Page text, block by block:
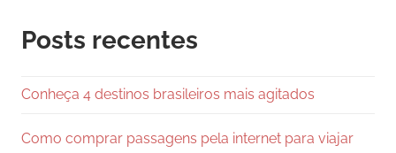
Posts recentes
Conheça 4 destinos brasileiros mais agitados
Como comprar passagens pela internet para viajar